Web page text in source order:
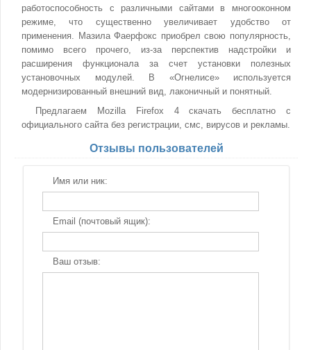
работоспособность с различными сайтами в многооконном
режиме, что существенно увеличивает удобство от
применения. Мазила Фаерфокс приобрел свою популярность,
помимо всего прочего, из-за перспектив надстройки и
расширения функционала за счет установки полезных
установочных модулей. В «Огнелисе» используется
модернизированный внешний вид, лаконичный и понятный.
Предлагаем Mozilla Firefox 4 скачать бесплатно с
официального сайта без регистрации, смс, вирусов и рекламы.
Отзывы пользователей
Имя или ник:
Email (почтовый ящик):
Ваш отзыв: